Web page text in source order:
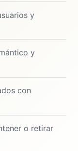
y
y
con
o retirar